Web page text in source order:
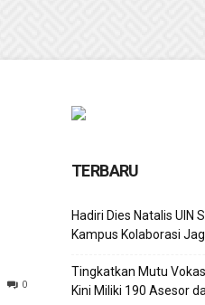
0
TERBARU
Hadiri Dies Natalis UIN
Kampus Kolaborasi
Tingkatkan Mutu
Kini Miliki 190 Asesor